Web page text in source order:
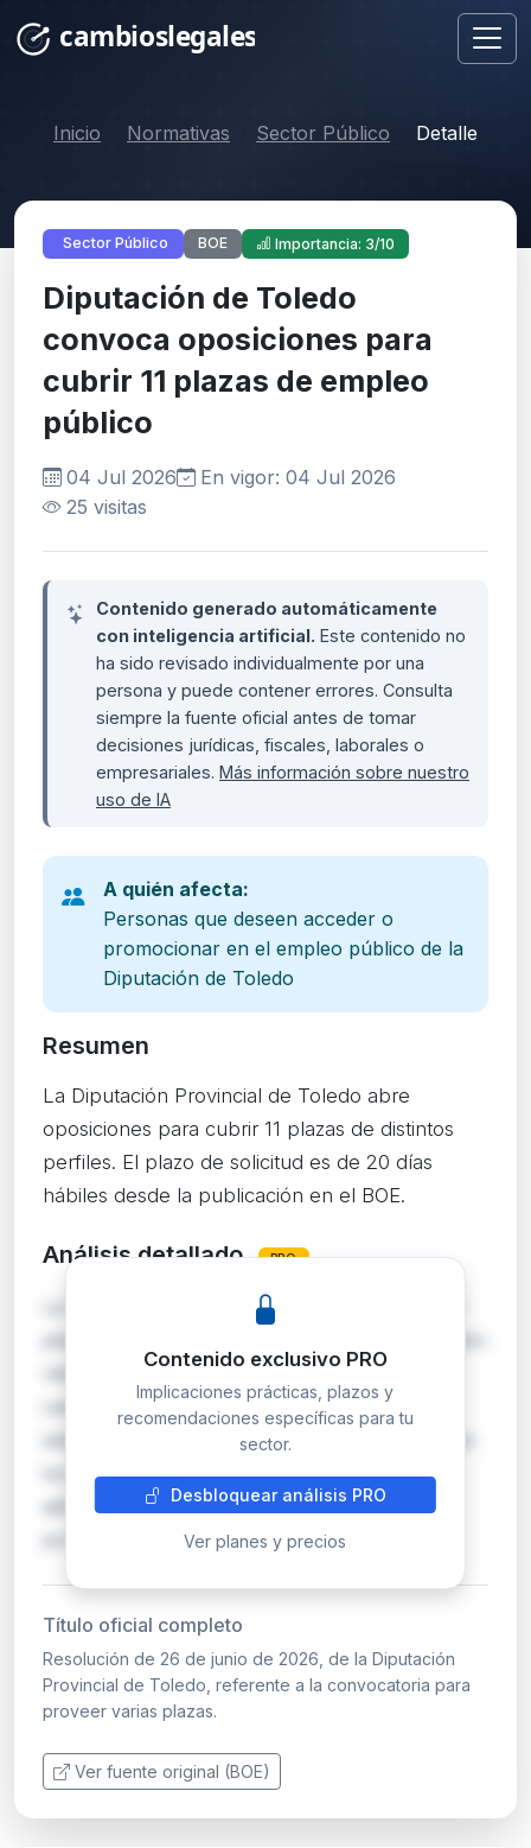
Inicio Normativas Sector Público Detalle
Sector Público BOE Importancia: 3/10
Diputación de Toledo
convoca oposiciones para
cubrir 11 plazas de empleo
público
04 Jul 2026
En vigor: 04 Jul 2026
25 visitas
Contenido generado automáticamente
con inteligencia artificial. Este contenido no
ha sido revisado individualmente por una
persona y puede contener errores. Consulta
siempre la fuente oficial antes de tomar
decisiones jurídicas, fiscales, laborales o
empresariales. Más información sobre nuestro
uso de IA
A quién afecta:
Personas que deseen acceder o
promocionar en el empleo público de la
Diputación de Toledo
Resumen
La Diputación Provincial de Toledo abre
oposiciones para cubrir 11 plazas de distintos
perfiles. El plazo de solicitud es de 20 días
hábiles desde la publicación en el BOE.
Análisis detallado PRO
La Diputación Provincial de Toledo convoca 11
plazas mediante oposición y concurso-oposición:
médico especialista en geriatría, ingeniero de
caminos, analista programador, técnico de
sistemas, dos administrativos y un conductor en
turno libre; además de dos técnicos de
administración general y un conductor por
Contenido exclusivo PRO
Implicaciones prácticas, plazos y
recomendaciones específicas para tu
sector.
Desbloquear análisis PRO
Ver planes y precios
Título oficial completo
Resolución de 26 de junio de 2026, de la Diputación
Provincial de Toledo, referente a la convocatoria para
proveer varias plazas.
Ver fuente original (BOE)